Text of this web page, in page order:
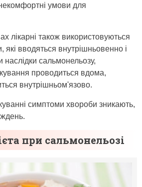
умови для
лікарні також використовуються
які вводяться внутрішньовенно і
наслідки сальмонельозу,
проводиться вдома,
внутрішньом'язово.
симптоми хвороби зникають,
при сальмонельозі